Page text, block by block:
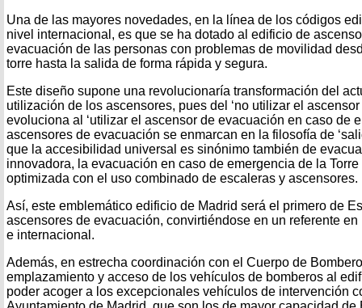
Una de las mayores novedades, en la línea de los códigos
nivel internacional, es que se ha dotado al edificio de
evacuación de las personas con problemas de movilidad
torre hasta la salida de forma rápida y segura.
Este diseño supone una revolucionaría transformación del
utilización de los ascensores, pues del ‘no utilizar el
evoluciona al ‘utilizar el ascensor de evacuación en caso de
ascensores de evacuación se enmarcan en la filosofía de
que la accesibilidad universal es sinónimo también de
innovadora, la evacuación en caso de emergencia de la
optimizada con el uso combinado de escaleras y ascensores.
Así, este emblemático edificio de Madrid será el primero de
ascensores de evacuación, convirtiéndose en un referente
e internacional.
Además, en estrecha coordinación con el Cuerpo de
emplazamiento y acceso de los vehículos de bomberos al
poder acoger a los excepcionales vehículos de intervención